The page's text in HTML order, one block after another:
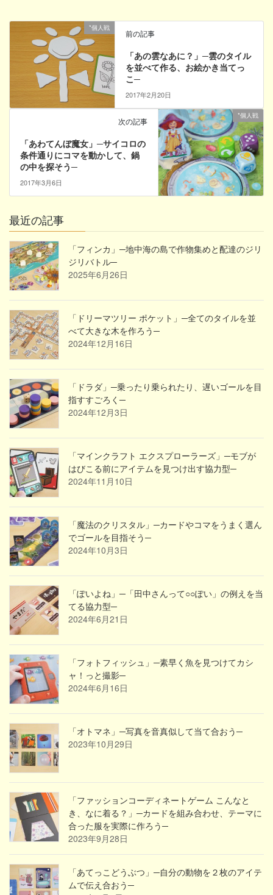
*個人戦
前の記事
「あの雲なあに？」─雲のタイル
を並べて作る、お絵かき当てっ
こ─
2017年2月20日
*個人戦
次の記事
「あわてんぼ魔女」─サイコロの
条件通りにコマを動かして、鍋
の中を探そう─
2017年3月6日
最近の記事
「フィンカ」─地中海の島で作物集めと配達のジリ
ジリバトル─
2025年6月26日
「ドリーマツリー ポケット」─全てのタイルを並
べて大きな木を作ろう─
2024年12月16日
「ドラダ」─乗ったり乗られたり、遅いゴールを目
指すすごろく─
2024年12月3日
「マインクラフト エクスプローラーズ」─モブが
はびこる前にアイテムを見つけ出す協力型─
2024年11月10日
「魔法のクリスタル」─カードやコマをうまく選ん
でゴールを目指そう─
2024年10月3日
「ぽいよね」─「田中さんって○○ぽい」の例えを当
てる協力型─
2024年6月21日
「フォトフィッシュ」─素早く魚を見つけてカシ
ャ！っと撮影─
2024年6月16日
「オトマネ」─写真を音真似して当て合おう─
2023年10月29日
「ファッションコーディネートゲーム こんなと
き、なに着る？」─カードを組み合わせ、テーマに
合った服を実際に作ろう─
2023年9月28日
「あてっこどうぶつ」─自分の動物を２枚のアイテ
ムで伝え合おう─